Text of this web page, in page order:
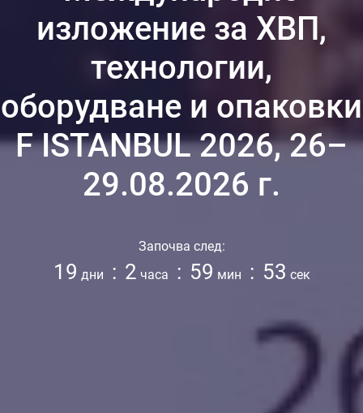
изложение за ХВП,
технологии,
оборудване и опаковки
F ISTANBUL 2026, 26–
29.08.2026 г.
Започва след:
19 дни : 2 часа : 59 мин : 52 сек